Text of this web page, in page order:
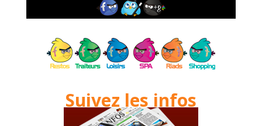
Suivez les infos